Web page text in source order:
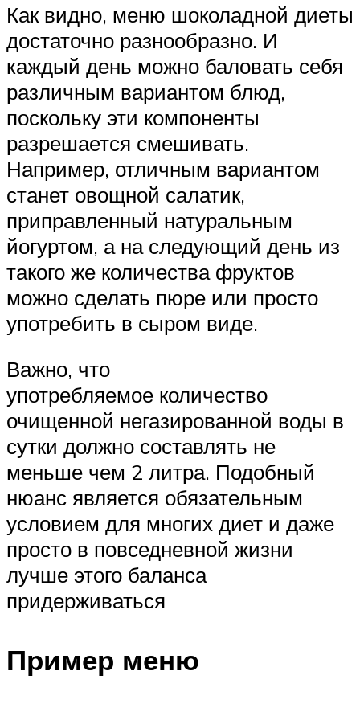
Как видно, меню шоколадной диеты
достаточно разнообразно. И
каждый день можно баловать себя
различным вариантом блюд,
поскольку эти компоненты
разрешается смешивать.
Например, отличным вариантом
станет овощной салатик,
приправленный натуральным
йогуртом, а на следующий день из
такого же количества фруктов
можно сделать пюре или просто
употребить в сыром виде.
Важно, что
употребляемое количество
очищенной негазированной воды в
сутки должно составлять не
меньше чем 2 литра. Подобный
нюанс является обязательным
условием для многих диет и даже
просто в повседневной жизни
лучше этого баланса
придерживаться
Пример меню